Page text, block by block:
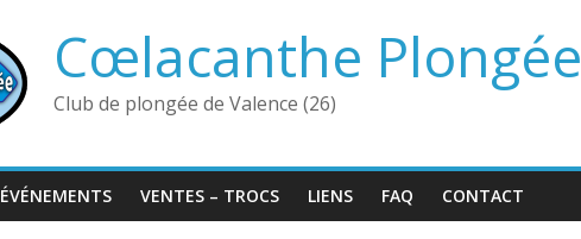
Cœlacanthe Plongée
Club de plongée de Valence (26)
ÉVÉNEMENTS VENTES – TROCS LIENS FAQ CONTACT